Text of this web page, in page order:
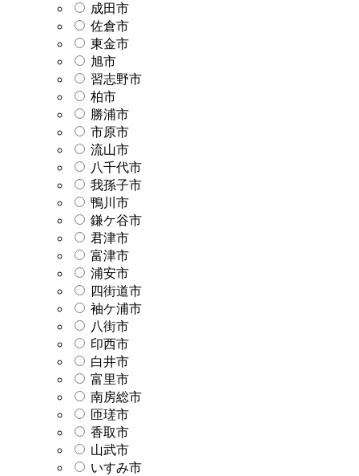
成田市
佐倉市
東金市
旭市
習志野市
柏市
勝浦市
市原市
流山市
八千代市
我孫子市
鴨川市
鎌ケ谷市
君津市
富津市
浦安市
四街道市
袖ケ浦市
八街市
印西市
白井市
富里市
南房総市
匝瑳市
香取市
山武市
いすみ市